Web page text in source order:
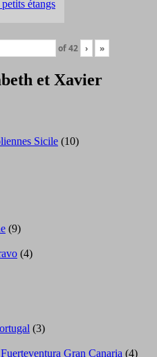
of42 › »
et Xavier
Sicile (10)
(9)
(4)
(3)
Gran Canaria (4)